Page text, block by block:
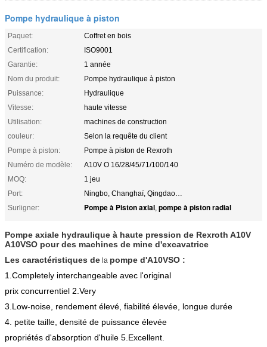
Pompe hydraulique à piston
Paquet:
Coffret en bois
Certification:
ISO9001
Garantie:
1 année
Nom du produit:
Pompe hydraulique à piston
Puissance:
Hydraulique
Vitesse:
haute vitesse
Utilisation:
machines de construction
couleur:
Selon la requête du client
Pompe à piston:
Pompe à piston de Rexroth
Numéro de modèle:
A10V O 16/28/45/71/100/140
MOQ:
1 jeu
Port:
Ningbo, Changhaï, Qingdao…
Surligner:
Pompe à Piston axial, pompe à piston radial
Pompe axiale hydraulique à haute pression de Rexroth A10V
A10VSO pour des machines de mine d'excavatrice
Les caractéristiques de la pompe d'A10VSO :
1.Completely interchangeable avec l'original
prix concurrentiel 2.Very
3.Low-noise, rendement élevé, fiabilité élevée, longue durée
4. petite taille, densité de puissance élevée
propriétés d'absorption d'huile 5.Excellent.